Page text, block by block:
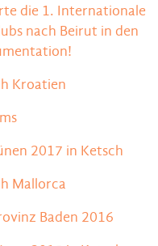
die 1. Internationale
nach Beirut in den
Kroatien
2017 in Ketsch
Mallorca
Baden 2016